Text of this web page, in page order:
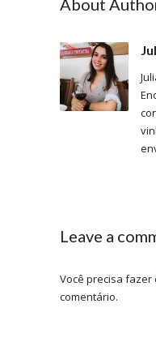
About
Leave a
Você precisa fazer
comentário.